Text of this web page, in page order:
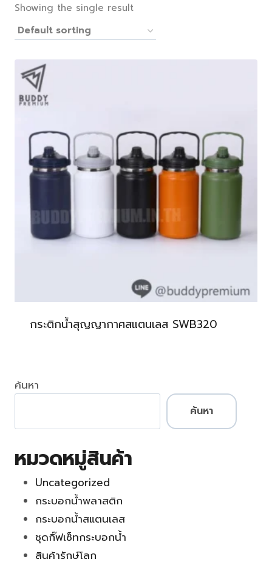
Showing the single result
กระติกน้ำสุญญากาศสแตนเลส SWB320
ค้นหา
ค้นหา
หมวดหมู่สินค้า
Uncategorized
กระบอกน้ำพลาสติก
กระบอกน้ำสแตนเลส
ชุดกิ๊ฟเซ็ทกระบอกน้ำ
สินค้ารักษ์โลก